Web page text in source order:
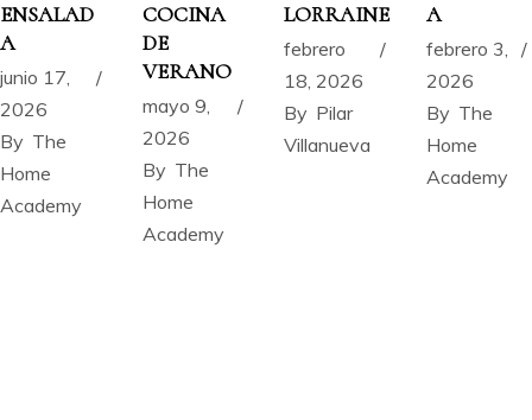
ENSALAD
A
junio 17,
2026
By The
Home
Academy
COCINA
DE
VERANO
mayo 9,
2026
By The
Home
Academy
LORRAINE
febrero
18, 2026
By Pilar
Villanueva
A
febrero 3,
2026
By The
Home
Academy